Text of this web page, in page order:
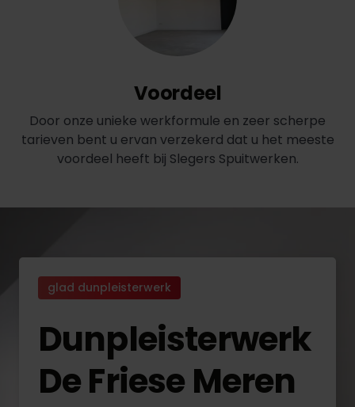
Voordeel
Door onze unieke werkformule en zeer scherpe
tarieven bent u ervan verzekerd dat u het meeste
voordeel heeft bij Slegers Spuitwerken.
glad dunpleisterwerk
Dunpleisterwerk
De Friese Meren